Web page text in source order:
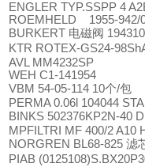
ENGLER TYP.SSPP 4
ROEMHELD 1955-942/
BURKERT 电磁阀
KTR ROTEX-GS24-
AVL MM4232SP
WEH C1-141954
VBM 54-05-114 10个/包
PERMA 0.06l 104044
BINKS 502376KP2N-40
MPFILTRI MF 400/2 A10
NORGREN BL68-825 滤
PIAB